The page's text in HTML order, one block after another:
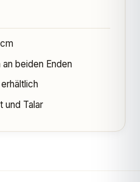
beiden Enden
und Talar